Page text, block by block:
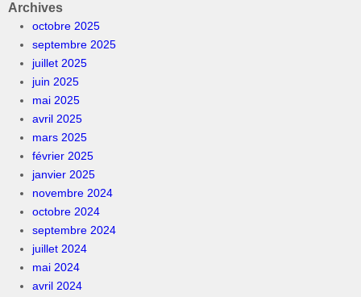
Archives
octobre 2025
septembre 2025
juillet 2025
juin 2025
mai 2025
avril 2025
mars 2025
février 2025
janvier 2025
novembre 2024
octobre 2024
septembre 2024
juillet 2024
mai 2024
avril 2024